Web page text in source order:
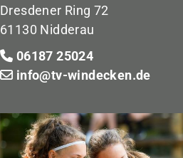
Dresdener Ring 72
61130 Nidderau
06187 25024
info@tv-windecken.de